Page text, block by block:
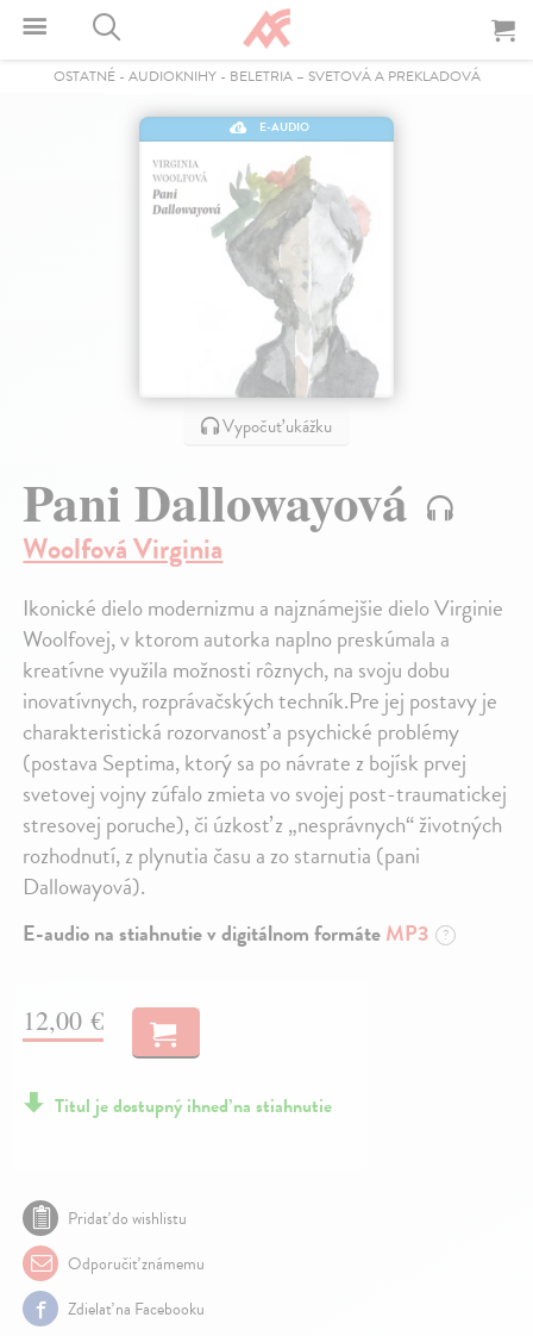
OSTATNÉ- AUDIOKNIHY- BELETRIA – SVETOVÁ A PREKLADOVÁ
E-AUDIO
Vypočuť ukážku
Pani Dallowayová
Woolfová Virginia
Ikonické dielo modernizmu a najznámejšie dielo Virginie
Woolfovej, v ktorom autorka naplno preskúmala a
kreatívne využila možnosti rôznych, na svoju dobu
inovatívnych, rozprávačských techník.Pre jej postavy je
charakteristická rozorvanosť a psychické problémy
(postava Septima, ktorý sa po návrate z bojísk prvej
svetovej vojny zúfalo zmieta vo svojej post-traumatickej
stresovej poruche), či úzkosť z „nesprávnych“ životných
rozhodnutí, z plynutia času a zo starnutia (pani
Dallowayová).
E-audio na stiahnutie v digitálnom formáteMP3 ?
12,00 €
Titul je dostupný ihneď na stiahnutie
Pridať do wishlistu
Odporučiť známemu
Zdielať na Facebooku